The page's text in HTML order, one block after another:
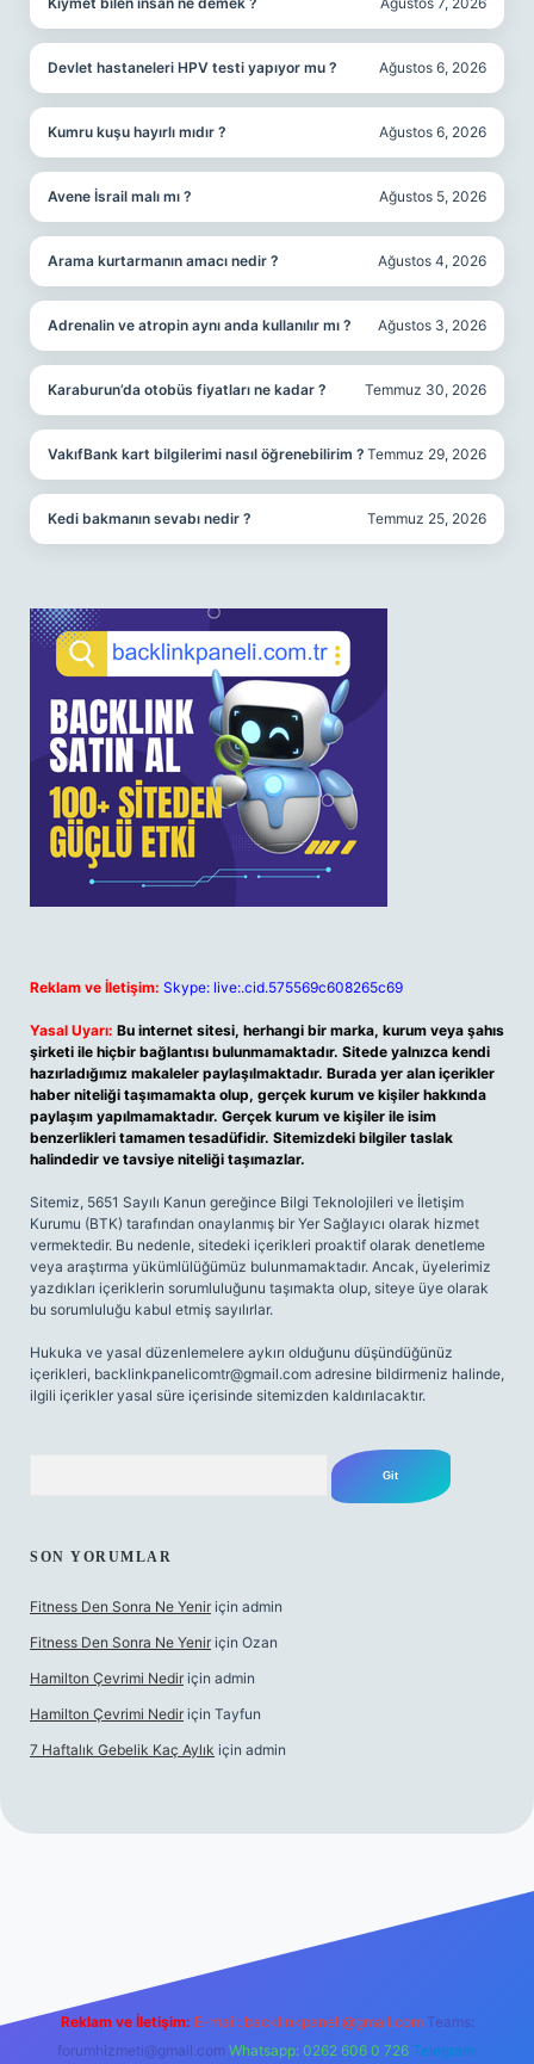
Devlet hastaneleri HPV testi yapıyor mu ? Ağustos 6, 2026
Kumru kuşu hayırlı mıdır ? Ağustos 6, 2026
Avene İsrail malı mı ? Ağustos 5, 2026
Arama kurtarmanın amacı nedir ? Ağustos 4, 2026
Adrenalin ve atropin aynı anda kullanılır mı ? Ağustos 3, 2026
Karaburun’da otobüs fiyatları ne kadar ? Temmuz 30, 2026
VakıfBank kart bilgilerimi nasıl öğrenebilirim ? Temmuz 29, 2026
Kedi bakmanın sevabı nedir ? Temmuz 25, 2026
Reklam ve İletişim: Skype: live:.cid.575569c608265c69
Yasal Uyarı: Bu internet sitesi, herhangi bir marka, kurum veya şahıs
şirketi ile hiçbir bağlantısı bulunmamaktadır. Sitede yalnızca kendi
hazırladığımız makaleler paylaşılmaktadır. Burada yer alan içerikler
haber niteliği taşımamakta olup, gerçek kurum ve kişiler hakkında
paylaşım yapılmamaktadır. Gerçek kurum ve kişiler ile isim
benzerlikleri tamamen tesadüfidir. Sitemizdeki bilgiler taslak
halindedir ve tavsiye niteliği taşımazlar.
Sitemiz, 5651 Sayılı Kanun gereğince Bilgi Teknolojileri ve İletişim
Kurumu (BTK) tarafından onaylanmış bir Yer Sağlayıcı olarak hizmet
vermektedir. Bu nedenle, sitedeki içerikleri proaktif olarak denetleme
veya araştırma yükümlülüğümüz bulunmamaktadır. Ancak, üyelerimiz
yazdıkları içeriklerin sorumluluğunu taşımakta olup, siteye üye olarak
bu sorumluluğu kabul etmiş sayılırlar.
Hukuka ve yasal düzenlemelere aykırı olduğunu düşündüğünüz
içerikleri, backlinkpanelicomtr@gmail.com adresine bildirmeniz halinde,
ilgili içerikler yasal süre içerisinde sitemizden kaldırılacaktır.
SON YORUMLAR
Fitness Den Sonra Ne Yenir için admin
Fitness Den Sonra Ne Yenir için Ozan
Hamilton Çevrimi Nedir için admin
Hamilton Çevrimi Nedir için Tayfun
7 Haftalık Gebelik Kaç Aylık için admin
Reklam ve İletişim: E-mail: backlinkpaneli@gmail.com Teams:
forumhizmeti@gmail.com Whatsapp: 0262 606 0 726 Telegram: